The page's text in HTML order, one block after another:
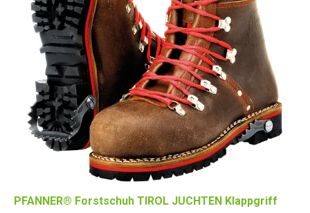
PFANNER® Forstschuh TIROL JUCHTEN Klappgriff